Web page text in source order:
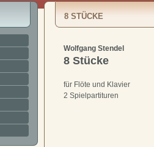
8 STÜCKE
Wolfgang Stendel
8 Stücke
für Flöte und Klavier
2 Spielpartituren